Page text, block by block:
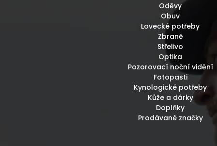
Oděvy
Obuv
Lovecké potřeby
Zbraně
Střelivo
Optika
Pozorovací noční vidění
Fotopasti
Kynologické potřeby
Kůže a dárky
Doplňky
Prodávané značky